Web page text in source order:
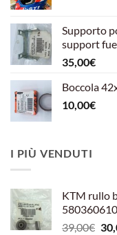
Supporto
support
35,00€
Boccola
10,00€
I PIÙ VENDUTI
KTM rullo
39,00€ Il